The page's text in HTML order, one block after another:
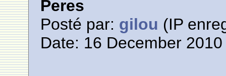
Peres
Posté par: gilou (IP
Date: 16 December